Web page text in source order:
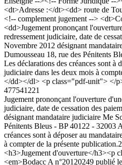
<dt>Adresse :</dt><dd> route de
<!-- complement jugement -->
<dd>Jugement prononçant
redressement judiciaire, date de
Novembre 2012 désignant
Dumousseau 18, rue des Pénitents
Les déclarations des créances sont à
judiciaire dans les deux mois à
</dd></dl> <p class="pdf-unit"> </
477541221
Jugement prononçant l'ouverture
judiciaire, date de cessation des
désignant mandataire judiciaire Me
Pénitents Bleus - BP 40122 - 32003
créances sont à déposer au
à compter de la présente publication.
<h3>Jugement d'ouverture</h3><p
<em>Bodacc A n°20120249 publié